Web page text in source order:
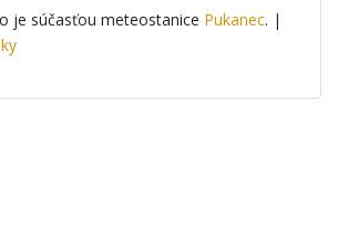
je súčasťou meteostanice Pukanec. |